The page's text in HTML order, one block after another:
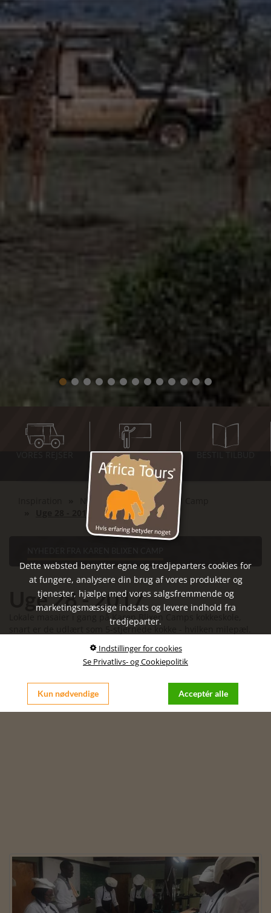
INSPIRATIONS-
MØDER
Nyheder fra Karen Blixen Camp
Uge 28 - 2017
Uge 28 - 2017
Lokale masaier i gang på Karen Blixen Camps kokkeskole,
snart er de udlært som 5-stjernede kokke - hvilken milepæl.
Dette websted benytter egne og tredjeparters cookies for
at fungere, analysere din brug af vores produkter og
tjenester, hjælpe med vores salgsfremmende og
marketingsmæssige indsats og levere indhold fra
tredjeparter.
Indstillinger for cookies
Se Privatlivs- og Cookiepolitik
Kun nødvendige Acceptér alle